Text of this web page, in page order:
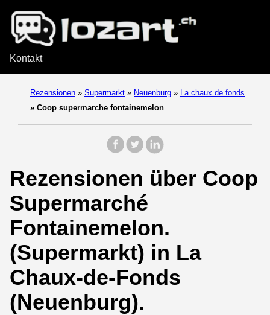
Kontakt
Rezensionen » Supermarkt » Neuenburg »
La chaux de fonds
» Coop supermarche fontainemelon
Rezensionen über Coop
Supermarché
Fontainemelon.
(Supermarkt) in La
Chaux-de-Fonds
(Neuenburg).